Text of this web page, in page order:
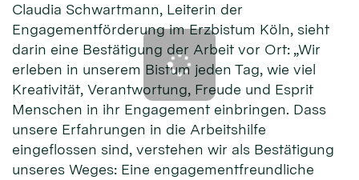
Claudia Schwartmann, Leiterin der
Engagementförderung im Erzbistum Köln, sieht
darin eine Bestätigung der Arbeit vor Ort: „Wir
erleben in unserem Bistum jeden Tag, wie viel
Kreativität, Verantwortung, Freude und Esprit
Menschen in ihr Engagement einbringen. Dass
unsere Erfahrungen in die Arbeitshilfe
eingeflossen sind, verstehen wir als Bestätigung
unseres Weges: Eine engagementfreundliche